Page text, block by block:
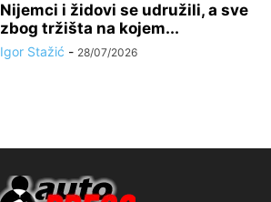
Nijemci i židovi se udružili, a sve
zbog tržišta na kojem...
Igor Stažić - 28/07/2026